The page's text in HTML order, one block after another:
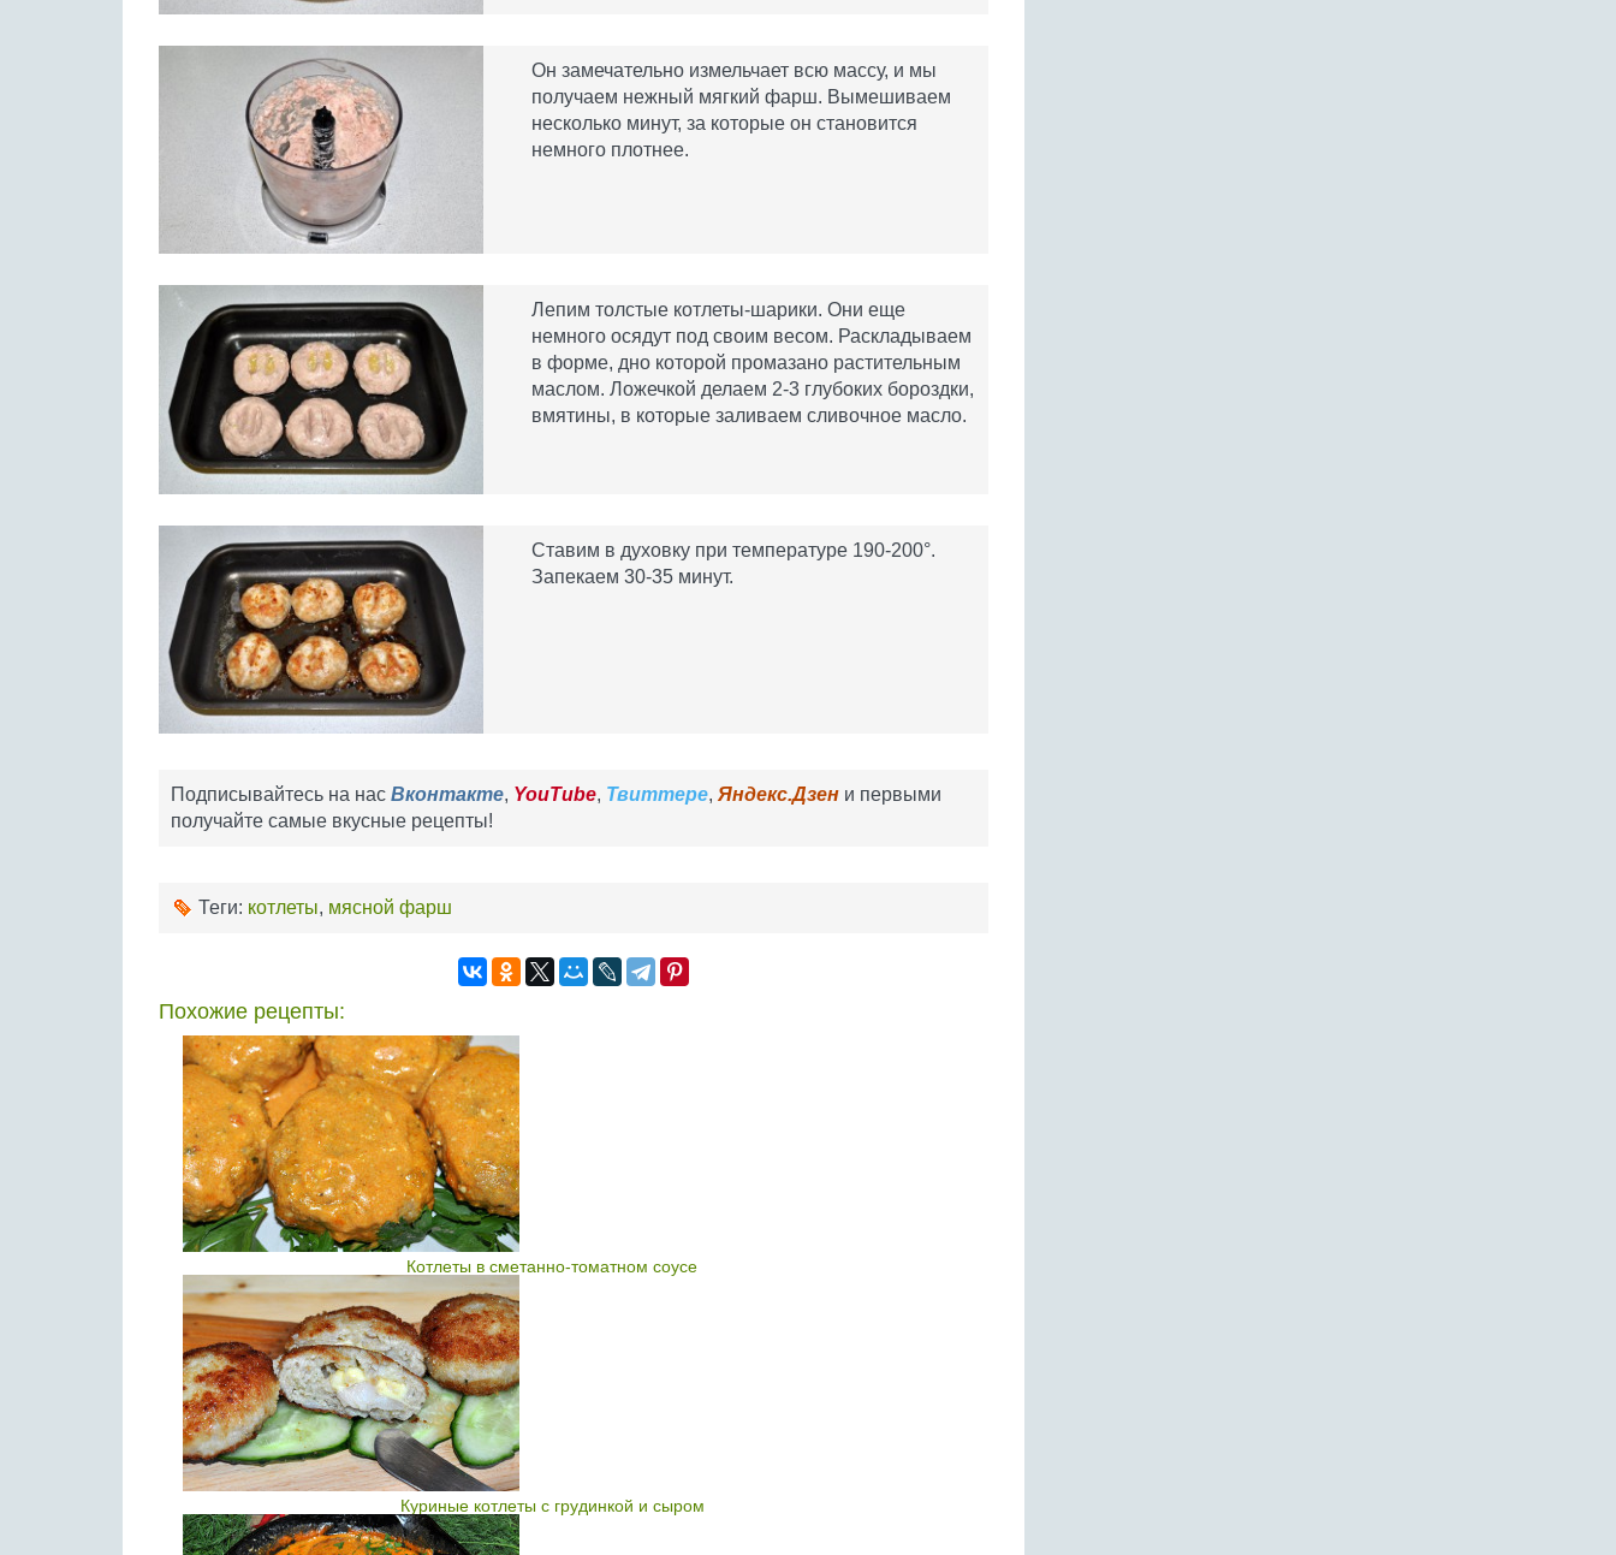
Он замечательно измельчает всю массу, и мы
получаем нежный мягкий фарш. Вымешиваем
несколько минут, за которые он становится
немного плотнее.
Лепим толстые котлеты-шарики. Они еще
немного осядут под своим весом. Раскладываем
в форме, дно которой промазано растительным
маслом. Ложечкой делаем 2-3 глубоких бороздки,
вмятины, в которые заливаем сливочное масло.
Ставим в духовку при температуре 190-200°.
Запекаем 30-35 минут.
Подписывайтесь на нас Вконтакте, YouTube, Твиттере, Яндекс.Дзен и первыми
получайте самые вкусные рецепты!
Теги: котлеты, мясной фарш
Похожие рецепты:
Котлеты в сметанно-томатном соусе
Куриные котлеты с грудинкой и сыром